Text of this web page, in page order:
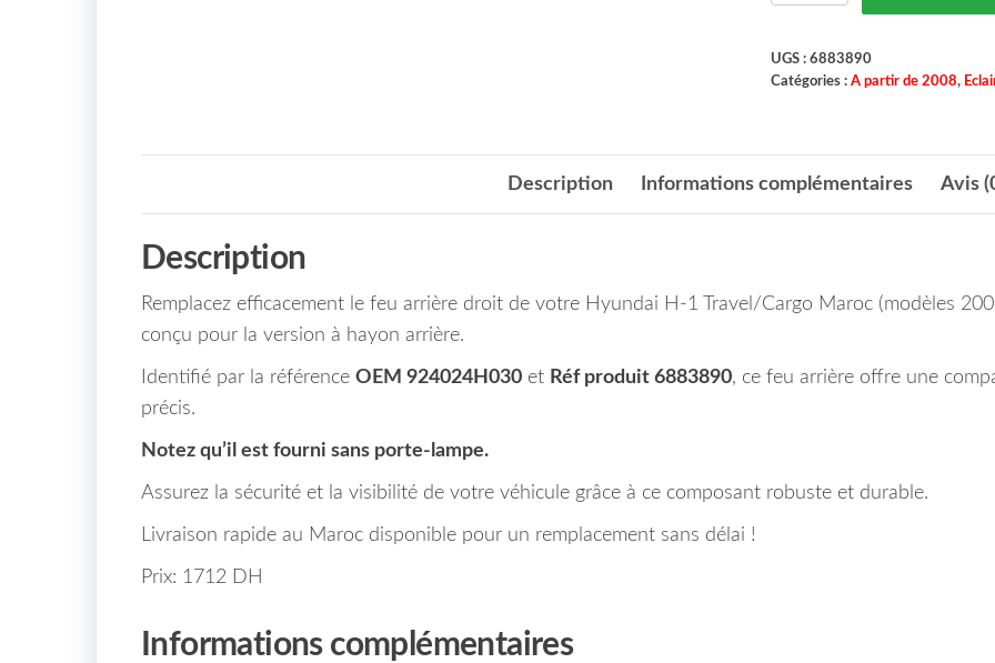
UGS : 6883890
Catégories : A partir de 2008,
Description Informations complémentaires Avis
Description
Remplacez efficacement le feu arrière droit de votre Hyundai H-1 Travel/Cargo Maroc (modèles
conçu pour la version à hayon arrière.
Identifié par la référence OEM 924024H030 et Réf produit 6883890, ce feu arrière offre une
précis.
Notez qu’il est fourni sans porte-lampe.
Assurez la sécurité et la visibilité de votre véhicule grâce à ce composant robuste et durable.
Livraison rapide au Maroc disponible pour un remplacement sans délai !
Prix: 1712 DH
Informations complémentaires